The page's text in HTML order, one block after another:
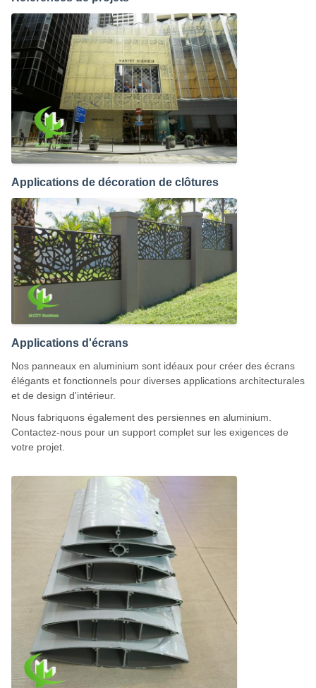
Applications de décoration de clôtures
Applications d'écrans
Nos panneaux en aluminium sont idéaux pour créer des écrans
élégants et fonctionnels pour diverses applications architecturales
et de design d'intérieur.
Nous fabriquons également des persiennes en aluminium.
Contactez-nous pour un support complet sur les exigences de
votre projet.